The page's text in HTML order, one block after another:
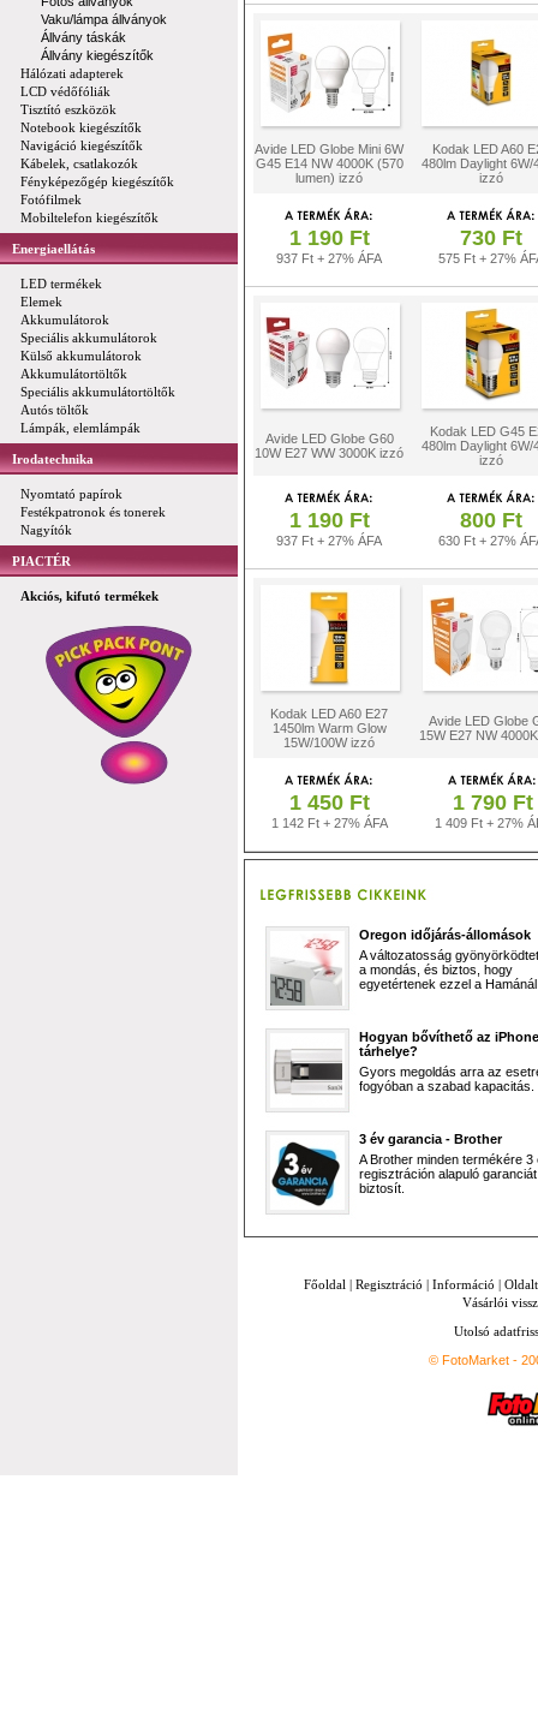
Vaku/lámpa állványok
Állvány táskák
Állvány kiegészítők
Hálózati adapterek
LCD védőfóliák
Tisztító eszközök
Notebook kiegészítők
Navigáció kiegészítők
Kábelek, csatlakozók
Fényképezőgép kiegészítők
Fotófilmek
Mobiltelefon kiegészítők
Energiaellátás
LED termékek
Elemek
Akkumulátorok
Speciális akkumulátorok
Külső akkumulátorok
Akkumulátortöltők
Speciális akkumulátortöltők
Autós töltők
Lámpák, elemlámpák
Irodatechnika
Nyomtató papírok
Festékpatronok és tonerek
Nagyítók
PIACTÉR
Akciós, kifutó termékek
Avide LED Globe Mini 6W
G45 E14 NW 4000K (570
lumen) izzó
Kodak LED A60
480lm Daylight 6W/
izzó
1 190 Ft
937 Ft + 27% ÁFA
730 Ft
575 Ft + 27%
Avide LED Globe G60
10W E27 WW 3000K izzó
Kodak LED G45
480lm Daylight 6W/
izzó
1 190 Ft
937 Ft + 27% ÁFA
800 Ft
630 Ft + 27%
Kodak LED A60 E27
1450lm Warm Glow
15W/100W izzó
Avide LED Globe
15W E27 NW
1 450 Ft
1 142 Ft + 27% ÁFA
1 790 Ft
1 409 Ft + 27%
Oregon időjárás-állomások
A változatosság
a mondás, és biztos, hogy
egyetértenek ezzel a
Hogyan bővíthető az iPhone
tárhelye?
Gyors megoldás arra az
fogyóban a szabad kapacitás.
3 év garancia - Brother
A Brother minden termékére 3
regisztráción alapuló garanciát
biztosít.
Főoldal | Regisztráció | Információ |
Vásárlói
Utolsó
© FotoMarket -